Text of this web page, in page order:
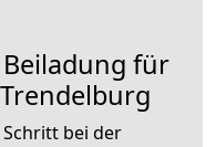
für
bei der